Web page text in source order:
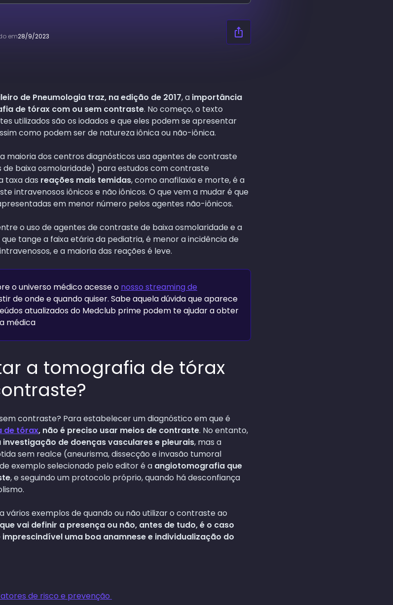
em28/9/2023
de Pneumologia traz, na edição de 2017, a importância
de tórax com ou sem contraste. No começo, o texto
utilizados são os iodados e que eles podem se apresentar
como podem ser de natureza iônica ou não-iônica.
maioria dos centros diagnósticos usa agentes de contraste
baixa osmolaridade) para estudos com contraste
taxa das reações mais temidas, como anafilaxia e morte, é a
intravenosos iônicos e não iônicos. O que vem a mudar é que
em menor número pelos agentes não-iônicos.
o uso de agentes de contraste de baixa osmolaridade e a
tange a faixa etária da pediatria, é menor a incidência de
e a maioria das reações é leve.
o universo médico acesse o nosso streaming de
de onde e quando quiser. Sabe aquela dúvida que aparece
atualizados do Medclub prime podem te ajudar a obter
médica
a tomografia de tórax
contraste? Para estabelecer um diagnóstico em que é
de tórax, não é preciso usar meios de contraste. No entanto,
de doenças vasculares e pleurais, mas a
sem realce (aneurisma, dissecção e invasão tumoral
exemplo selecionado pelo editor é a angiotomografia que
, e seguindo um protocolo próprio, quando há desconfiança
exemplos de quando ou não utilizar o contraste ao
vai definir a presença ou não, antes de tudo, é o caso
uma boa anamnese e individualização do
de risco e prevenção